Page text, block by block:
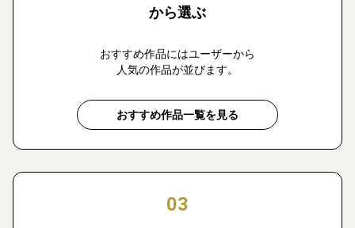
から選ぶ
おすすめ作品にはユーザーから
人気の作品が並びます。
おすすめ作品一覧を見る
03